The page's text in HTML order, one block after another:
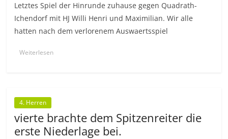
Letztes Spiel der Hinrunde zuhause gegen Quadrath-
Ichendorf mit HJ Willi Henri und Maximilian. Wir alle
hatten nach dem verlorenem Auswaertsspiel
Weiterlesen
4. Herren
vierte brachte dem Spitzenreiter die
erste Niederlage bei.